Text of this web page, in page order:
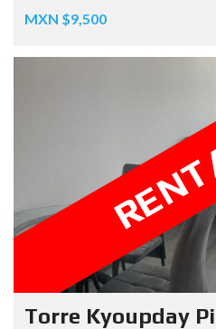
MXN $9,500
Torre Kyoupday